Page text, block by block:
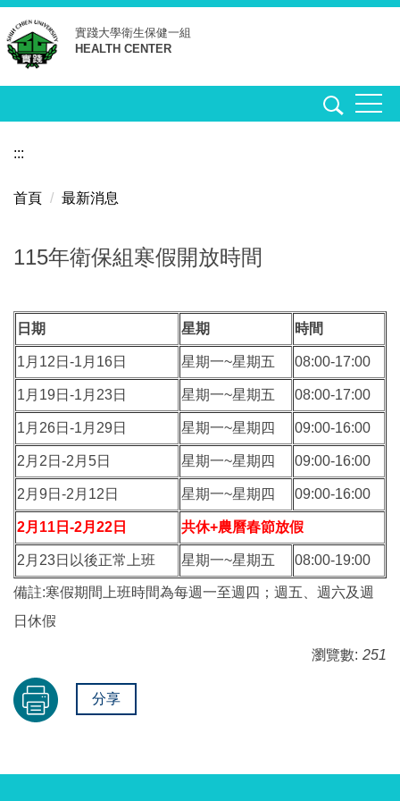
跳
到
主
要
區
實踐大學衛生保健一組
HEALTH CENTER
:::
首頁 最新消息
115年衛保組寒假開放時間
日期 星期 時間
1月12日-1月16日 星期一~星期五 08:00-17:00
1月19日-1月23日 星期一~星期五 08:00-17:00
1月26日-1月29日 星期一~星期四 09:00-16:00
2月2日-2月5日 星期一~星期四 09:00-16:00
2月9日-2月12日 星期一~星期四 09:00-16:00
2月11日-2月22日 共休+農曆春節放假
2月23日以後正常上班 星期一~星期五 08:00-19:00
備註:寒假期間上班時間為每週一至週四；週五、週六及週
日休假
瀏覽數: 251
分享